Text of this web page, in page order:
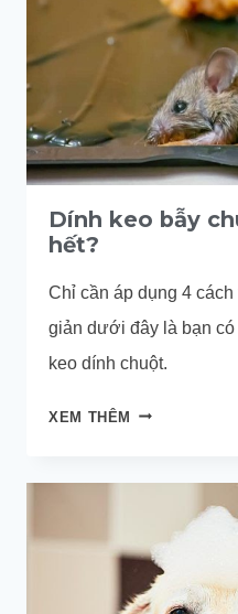
Dính keo bẫy
hết?
Chỉ cần áp dụng 4
giản dưới đây là bạn có
keo dính chuột.
XEM THÊM DÍNH
SAO
CHO
HẾT?